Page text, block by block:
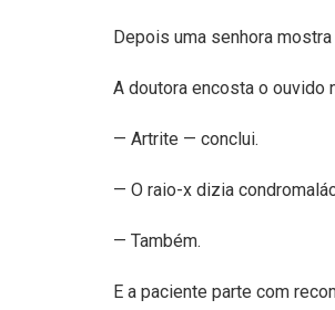
Depois uma senhora mostra
A doutora encosta o ouvido
— Artrite — conclui.
— O raio-x dizia
— Também.
E a paciente parte com